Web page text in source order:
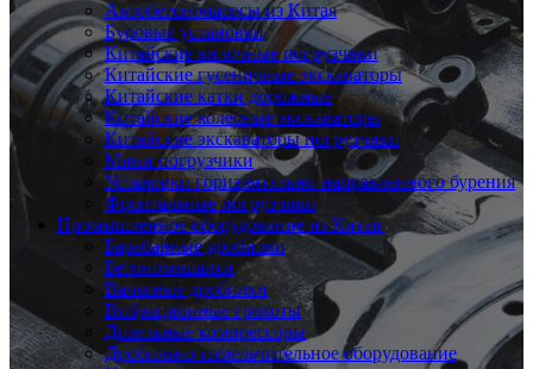
Автобетононасосы из Китая
Буровые установки
Китайские вилочные погрузчики
Китайские гусеничные экскаваторы
Китайские катки дорожные
Китайские колесные экскаваторы
Китайские экскаваторы погрузчики
Мини погрузчики
Установки горизонтально-направленного бурения
Фронтальные погрузчики
Промышленное оборудование из Китая
Барабанные дробилки
Бетономешалки
Валковые дробилки
Вибрационные грохоты
Дизельные компрессоры
Дробильно-измельчительное оборудование